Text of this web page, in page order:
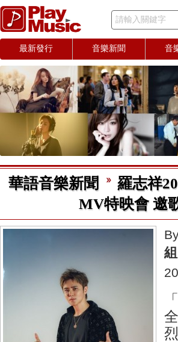
請輸入關鍵字
最新發行 音樂新聞 音
華語音樂新聞
羅志祥
MV特映會 邀
組